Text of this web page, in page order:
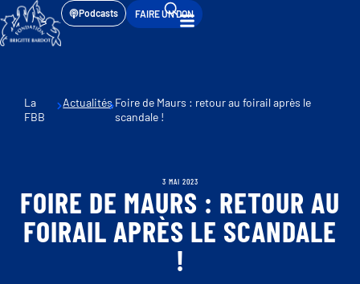
Podcasts FAIRE UN DON
La
FBB
Actualités Foire de Maurs : retour au foirail après le
scandale !
3 MAI 2023
FOIRE DE MAURS : RETOUR AU
FOIRAIL APRÈS LE SCANDALE
!